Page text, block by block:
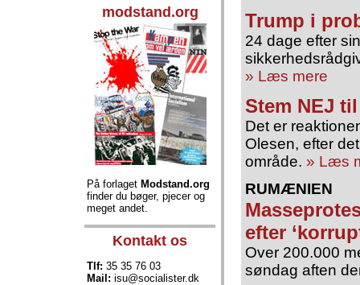
Trump i
24 dage efter
» Læs mere
Stem NEJ
Det er
Olesen, efter
område. » Læs
RUMÆNIEN
efter
Over 200.000
søndag aften
modstand.org
På forlaget Modstand.org
finder du bøger, pjecer og
meget andet.
Kontakt os
Tlf: 35 35 76 03
Mail: isu@socialister.dk